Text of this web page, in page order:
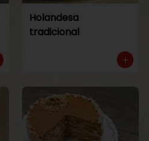
Holandesa
tradicional